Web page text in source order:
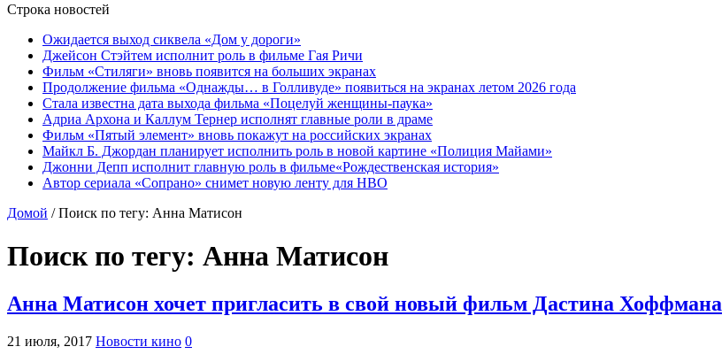
Строка новостей
Ожидается выход сиквела «Дом у дороги»
Джейсон Стэйтем исполнит роль в фильме Гая Ричи
Фильм «Стиляги» вновь появится на больших экранах
Продолжение фильма «Однажды… в Голливуде» появиться на экранах летом 2026 года
Стала известна дата выхода фильма «Поцелуй женщины-паука»
Адриа Архона и Каллум Тернер исполнят главные роли в драме
Фильм «Пятый элемент» вновь покажут на российских экранах
Майкл Б. Джордан планирует исполнить роль в новой картине «Полиция Майами»
Джонни Депп исполнит главную роль в фильме«Рождественская история»
Автор сериала «Сопрано» снимет новую ленту для HBO
Домой / Поиск по тегу: Анна Матисон
Поиск по тегу: Анна Матисон
Анна Матисон хочет пригласить в свой новый фильм Дастина Хоффмана
21 июля, 2017 Новости кино 0